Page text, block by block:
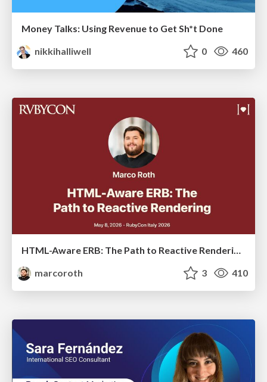
Money Talks: Using Revenue to Get Sh*t Done
nikkihalliwell
0 460
HTML-Aware ERB: The Path to Reactive Rendering @ RubyCon 2026, Rimini, Italy
marcoroth
3 410